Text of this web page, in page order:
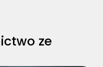
ze